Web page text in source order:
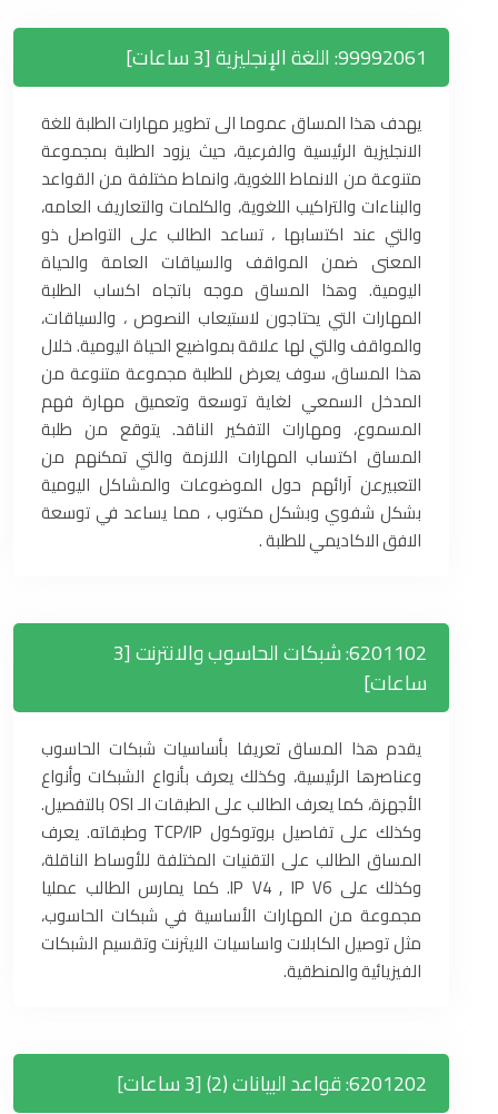
99992061: اللغة الإنجليزية [3 ساعات]
يهدف هذا المساق عموما الى تطوير مهارات الطلبة للغة
الانجليزية الرئيسية والفرعية، حيث يزود الطلبة بمجموعة
متنوعة من الانماط اللغوية، وانماط مختلفة من القواعد
والبناءات والتراكيب اللغوية، والكلمات والتعاريف العامه،
والتي عند اكتسابها ، تساعد الطالب على التواصل ذو
المعنى ضمن المواقف والسياقات العامة والحياة
اليومية. وهذا المساق موجه باتجاه اكساب الطلبة
المهارات التي يحتاجون لاستيعاب النصوص ، والسياقات،
والمواقف والتي لها علاقة بمواضيع الحياة اليومية. خلال
هذا المساق، سوف يعرض للطلبة مجموعة متنوعة من
المدخل السمعي لغاية توسعة وتعميق مهارة فهم
المسموع، ومهارات التفكير الناقد. يتوقع من طلبة
المساق اكتساب المهارات اللازمة والتي تمكنهم من
التعبيرعن آرائهم حول الموضوعات والمشاكل اليومية
بشكل شفوي وبشكل مكتوب ، مما يساعد في توسعة
الافق الاكاديمي للطلبة .
6201102: شبكات الحاسوب والانترنت [3
ساعات]
يقدم هذا المساق تعريفا بأساسيات شبكات الحاسوب
وعناصرها الرئيسية، وكذلك يعرف بأنواع الشبكات وأنواع
الأجهزة، كما يعرف الطالب على الطبقات الـ OSI بالتفصيل.
وكذلك على تفاصيل بروتوكول TCP/IP وطبقاته. يعرف
المساق الطالب على التقنيات المختلفة للأوساط الناقلة،
وكذلك على IP V4 , IP V6. كما يمارس الطالب عمليا
مجموعة من المهارات الأساسية في شبكات الحاسوب،
مثل توصيل الكابلات واساسيات الايثرنت وتقسيم الشبكات
الفيزيائية والمنطقية.
6201202: قواعد البيانات (2) [3 ساعات]